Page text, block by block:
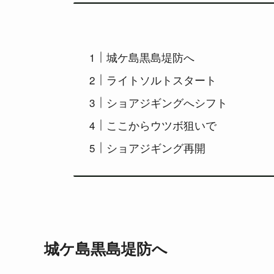
城ケ島黒島堤防へ
ライトソルトスタート
ショアジギングへシフト
ここからウツボ狙いで
ショアジギング再開
城ケ島黒島堤防へ